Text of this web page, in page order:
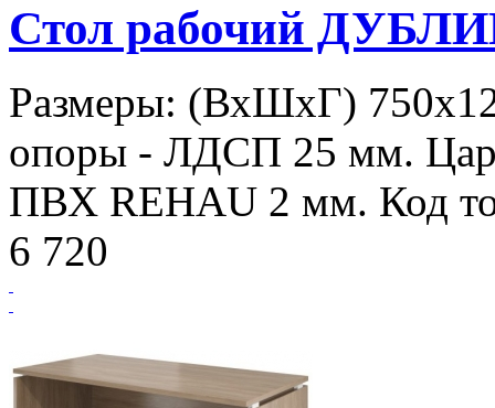
Стол рабочий
Размеры: (ВхШхГ)
опоры - ЛДСП 25 мм.
ПВХ REHAU 2 мм. Код
6 720